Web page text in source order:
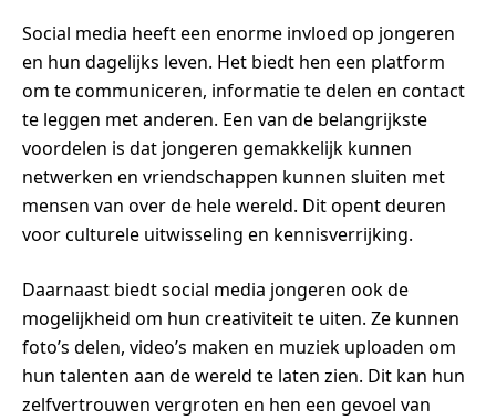
Social media heeft een enorme invloed op jongeren
en hun dagelijks leven. Het biedt hen een platform
om te communiceren, informatie te delen en contact
te leggen met anderen. Een van de belangrijkste
voordelen is dat jongeren gemakkelijk kunnen
netwerken en vriendschappen kunnen sluiten met
mensen van over de hele wereld. Dit opent deuren
voor culturele uitwisseling en kennisverrijking.
Daarnaast biedt social media jongeren ook de
mogelijkheid om hun creativiteit te uiten. Ze kunnen
foto’s delen, video’s maken en muziek uploaden om
hun talenten aan de wereld te laten zien. Dit kan hun
zelfvertrouwen vergroten en hen een gevoel van